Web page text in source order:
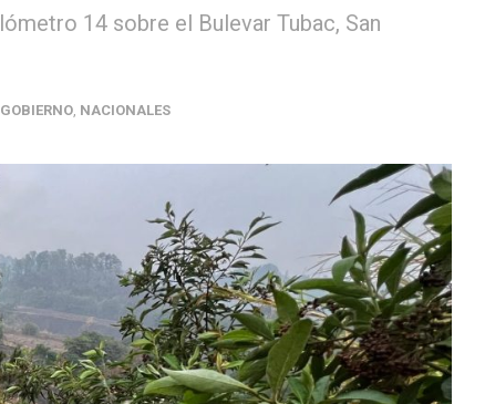
14 sobre el Bulevar Tubac, San
GOBIERNO, NACIONALES